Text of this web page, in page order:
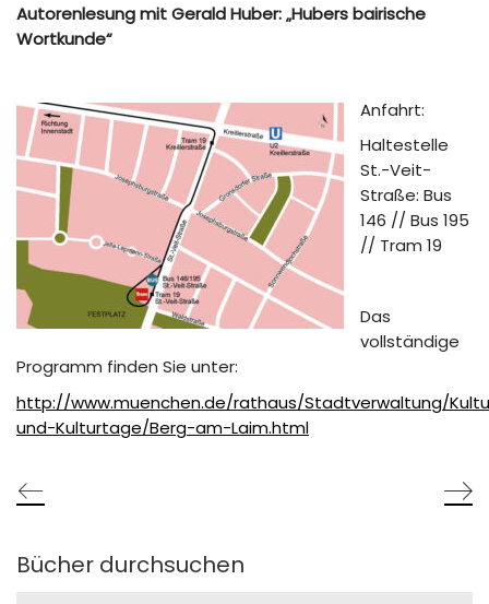
Autorenlesung mit Gerald Huber: „Hubers bairische
Wortkunde“
Anfahrt:
Haltestelle
St.-Veit-
Straße: Bus
146 // Bus 195
// Tram 19
Das
vollständige
Programm finden Sie unter:
http://www.muenchen.de/rathaus/Stadtverwaltung/
und-Kulturtage/Berg-am-Laim.html
Bücher durchsuchen